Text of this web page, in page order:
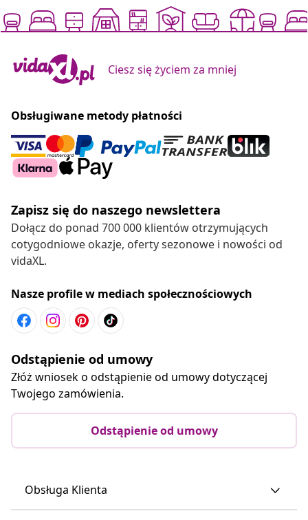
Ciesz się życiem za mniej
Obsługiwane metody płatności
Zapisz się do naszego newslettera
Dołącz do ponad 700 000 klientów otrzymujących
cotygodniowe okazje, oferty sezonowe i nowości od
vidaXL.
Nasze profile w mediach społecznościowych
Odstąpienie od umowy
Złóż wniosek o odstąpienie od umowy dotyczącej
Twojego zamówienia.
Odstąpienie od umowy
Obsługa Klienta